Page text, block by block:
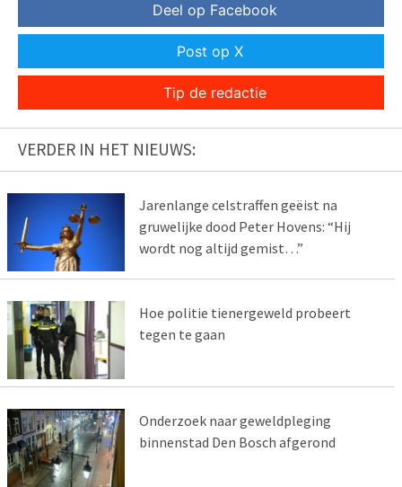
Deel op Facebook
Post op X
Tip de redactie
VERDER IN HET NIEUWS:
Jarenlange celstraffen geëist na
gruwelijke dood Peter Hovens: “Hij
wordt nog altijd gemist…”
Hoe politie tienergeweld probeert
tegen te gaan
Onderzoek naar geweldpleging
binnenstad Den Bosch afgerond